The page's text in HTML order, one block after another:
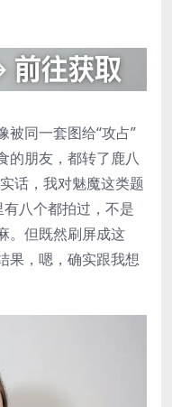
被同一套图给“攻占”
的朋友，都转了鹿八
话，我对魅魔这类题
八个都拍过，不是
。但既然刷屏成这
，嗯，确实跟我想